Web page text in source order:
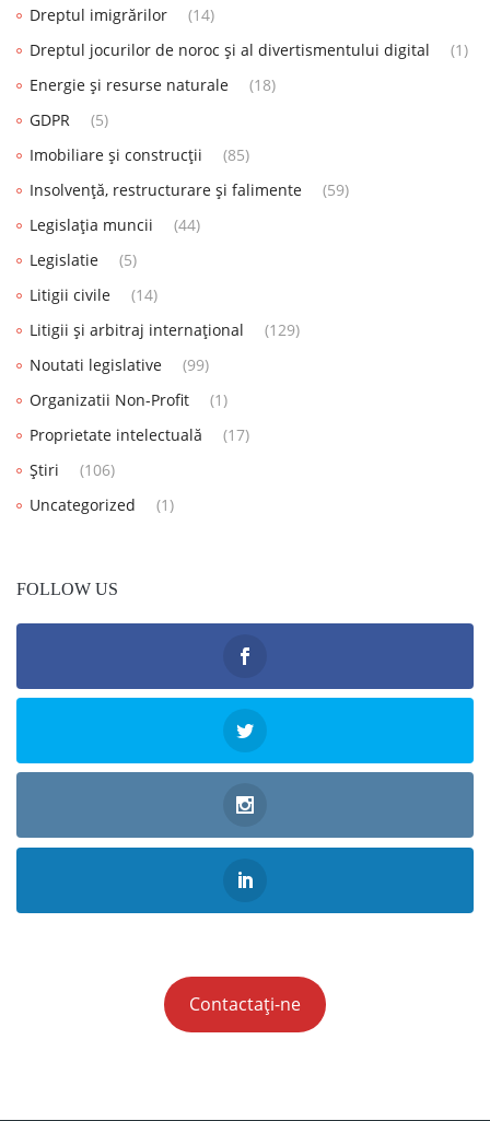
Dreptul imigrărilor
(14)
Dreptul jocurilor de noroc și al divertismentului digital
(1)
Energie și resurse naturale
(18)
GDPR
(5)
Imobiliare și construcții
(85)
Insolvență, restructurare și falimente
(59)
Legislația muncii
(44)
Legislatie
(5)
Litigii civile
(14)
Litigii și arbitraj internațional
(129)
Noutati legislative
(99)
Organizatii Non-Profit
(1)
Proprietate intelectuală
(17)
Știri
(106)
Uncategorized
(1)
FOLLOW US
Contactați-ne